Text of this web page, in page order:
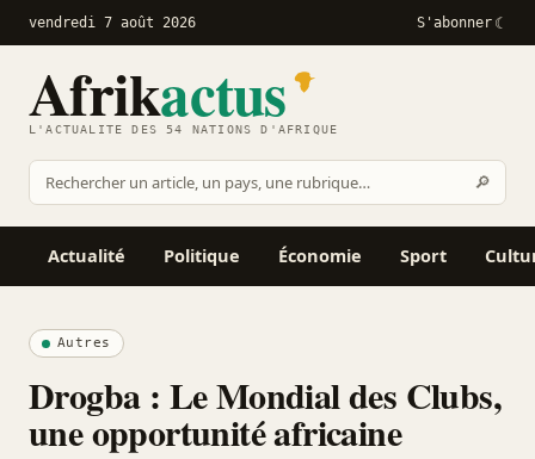
vendredi 7 août 2026 S'abonner
Afrikactus
L'ACTUALITÉ DES 54 NATIONS D'AFRIQUE
Rechercher
sur
Afrikactus
🔎
Actualité Politique Économie Sport
Autres
Drogba : Le Mondial des Clubs,
une opportunité africaine